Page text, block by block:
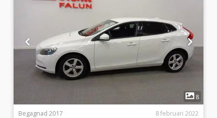
8
Begagnad 2017
8 februari 2022